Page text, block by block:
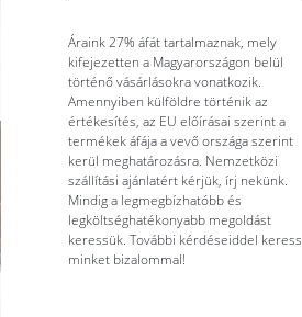
Áraink 27% áfát tartalmaznak, mely
kifejezetten a Magyarországon belül
történő vásárlásokra vonatkozik.
Amennyiben külföldre történik az
értékesítés, az EU előírásai szerint a
termékek áfája a vevő országa szerint
kerül meghatározásra. Nemzetközi
szállítási ajánlatért kérjük, írj nekünk.
Mindig a legmegbízhatóbb és
legköltséghatékonyabb megoldást
keressük. További kérdéseiddel keress
minket bizalommal!